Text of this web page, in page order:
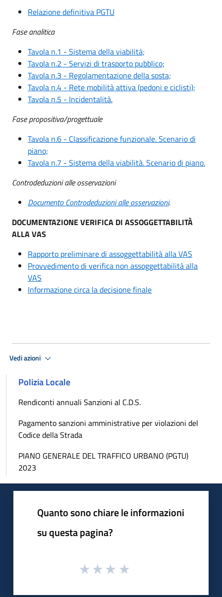
Relazione definitiva PGTU
Fase analitica
Tavola n.1 - Sistema della viabilità;
Tavola n.2 - Servizi di trasporto pubblico;
Tavola n.3 - Regolamentazione della sosta;
Tavola n.4 - Rete mobilità attiva (pedoni e ciclisti);
Tavola n.5 - Incidentalità.
Fase propositiva/progettuale
Tavola n.6 - Classificazione funzionale. Scenario di
piano;
Tavola n.7 - Sistema della viabilità. Scenario di piano.
Controdeduzioni alle osservazioni
Documento Controdeduzioni alle osservazioni.
DOCUMENTAZIONE VERIFICA DI ASSOGGETTABILITÀ
ALLA VAS
Rapporto preliminare di assoggettabilità alla VAS
Provvedimento di verifica non assoggettabilità alla
VAS
Informazione circa la decisione finale
Vedi azioni
Polizia Locale
Rendiconti annuali Sanzioni al C.D.S.
Pagamento sanzioni amministrative per violazioni del
Codice della Strada
PIANO GENERALE DEL TRAFFICO URBANO (PGTU)
2023
Quanto sono chiare le informazioni
su questa pagina?